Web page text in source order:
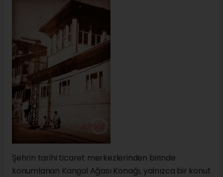
Şehrin tarihi ticaret merkezlerinden birinde
konumlanan Kangal Ağası Konağı, yalnızca bir konut